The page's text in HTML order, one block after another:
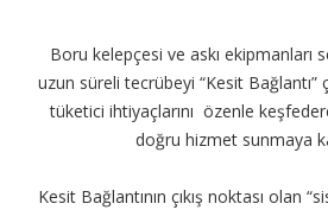
Boru kelepçesi ve askı ekipmanları
uzun süreli tecrübeyi “Kesit Bağlantı”
tüketici ihtiyaçlarını özenle
doğru hizmet sunmaya
Kesit Bağlantının çıkış noktası olan